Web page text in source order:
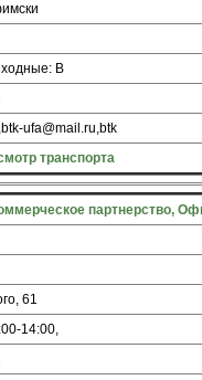
В
ufa@mail.ru,btk
транспорта
партнерство,
61
14:00,